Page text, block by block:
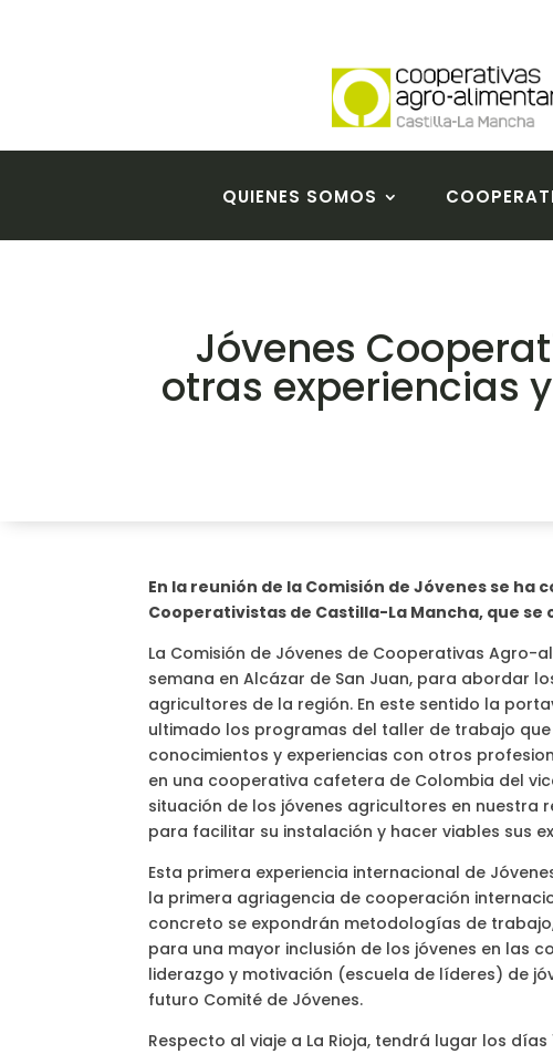
QUIENES SOMOS
Jóvenes
otras experiencias
En la reunión de la Comisión de Jóvenes se
Cooperativistas de Castilla-La Mancha, que se
La Comisión de Jóvenes de Cooperativas Agro-
semana en Alcázar de San Juan, para abordar
agricultores de la región. En este sentido la
ultimado los programas del taller de trabajo
conocimientos y experiencias con otros
en una cooperativa cafetera de Colombia del
situación de los jóvenes agricultores en nuestra
para facilitar su instalación y hacer viables sus
Esta primera experiencia internacional de
la primera agriagencia de cooperación
concreto se expondrán metodologías de
para una mayor inclusión de los jóvenes en las
liderazgo y motivación (escuela de líderes) de
futuro Comité de Jóvenes.
Respecto al viaje a La Rioja, tendrá lugar los